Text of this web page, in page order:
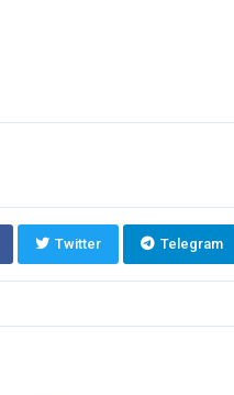
Twitter Telegram